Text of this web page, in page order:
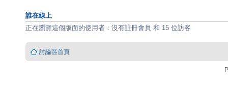
誰在線上
正在瀏覽這個版面的使用者：沒有註冊會員 和 15 位訪客
討論區首頁